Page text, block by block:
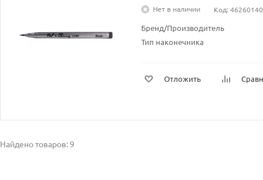
Нет в наличии Код:
Бренд/Производитель
Тип наконечника
Отложить
Найдено товаров: 9